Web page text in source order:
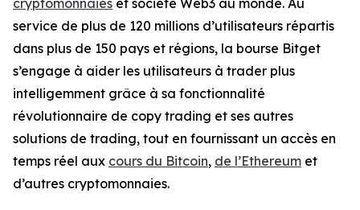
cryptomonnaies et société Web3 au monde. Au
service de plus de 120 millions d’utilisateurs répartis
dans plus de 150 pays et régions, la bourse Bitget
s’engage à aider les utilisateurs à trader plus
intelligemment grâce à sa fonctionnalité
révolutionnaire de copy trading et ses autres
solutions de trading, tout en fournissant un accès en
temps réel aux cours du Bitcoin, de l’Ethereum et
d’autres cryptomonnaies.